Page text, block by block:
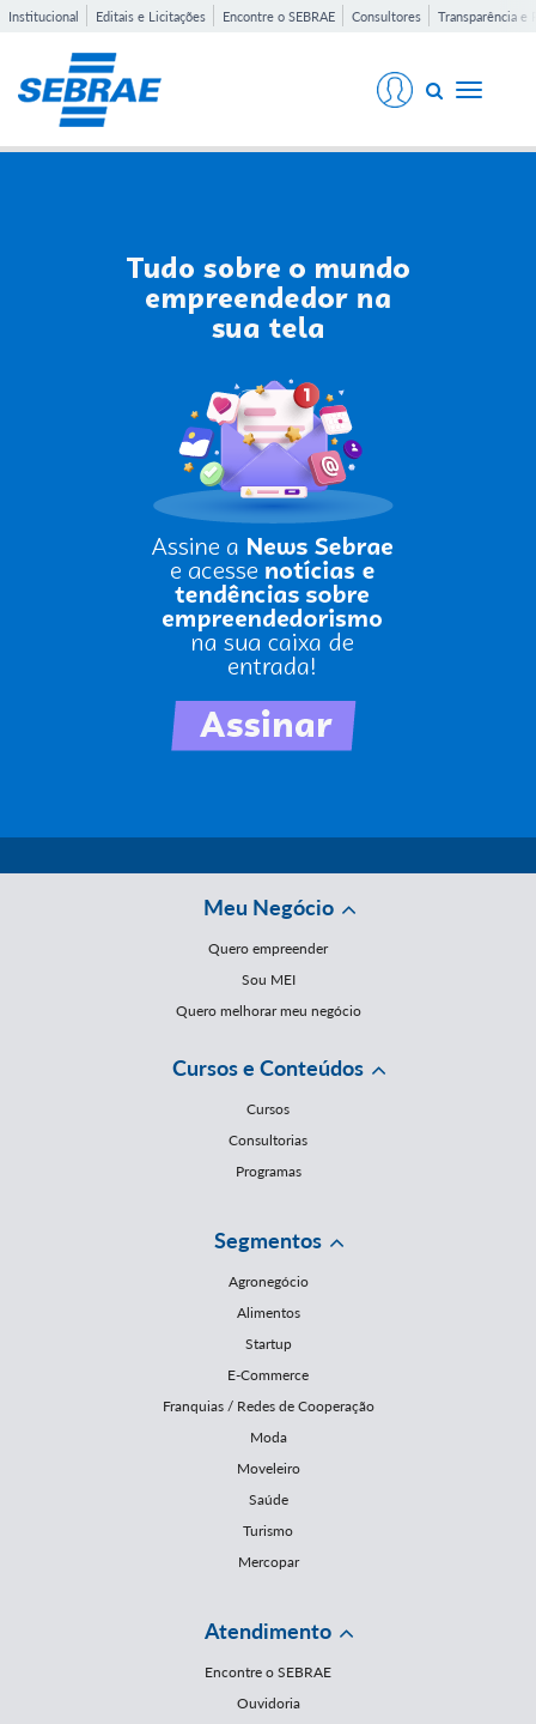
Institucional Editais e Licitações Encontre o SEBRAE Consultores Transparência e
Toggle
Meu Negócio
Quero empreender
Sou MEI
Quero melhorar meu negócio
Cursos e Conteúdos
Cursos
Consultorias
Programas
Segmentos
Agronegócio
Alimentos
Startup
E-Commerce
Franquias / Redes de Cooperação
Moda
Moveleiro
Saúde
Turismo
Mercopar
Atendimento
Encontre o SEBRAE
Ouvidoria